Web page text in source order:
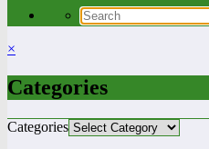
×
Categories
Categories